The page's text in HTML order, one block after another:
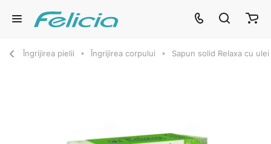
Îngrijirea pielii Îngrijirea corpului Sapun solid Relaxa cu